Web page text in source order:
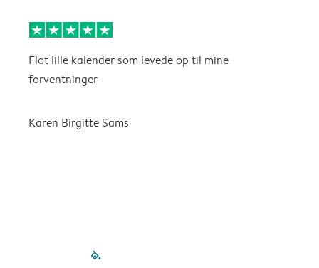
Flot lille kalender som levede op til mine
forventninger
Karen Birgitte Sams
filled-pagination